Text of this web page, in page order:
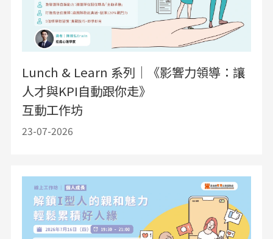
Lunch & Learn 系列｜《影響力領導：讓
人才與KPI自動跟你走》
互動工作坊
23-07-2026